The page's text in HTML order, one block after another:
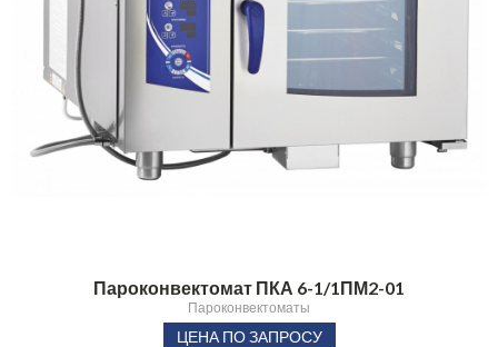
Пароконвектомат ПКА 6-1/1ПМ2-01
Пароконвектоматы
ЦЕНА ПО ЗАПРОСУ